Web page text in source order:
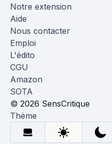
Notre extension
Aide
Nous contacter
Emploi
L'édito
CGU
Amazon
SOTA
© 2026 SensCritique
Thème